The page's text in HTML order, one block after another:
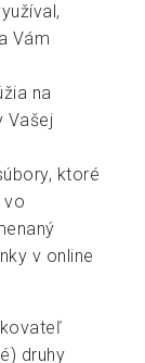
Vám
na
Vašej
ktoré
vo
v online
druhy